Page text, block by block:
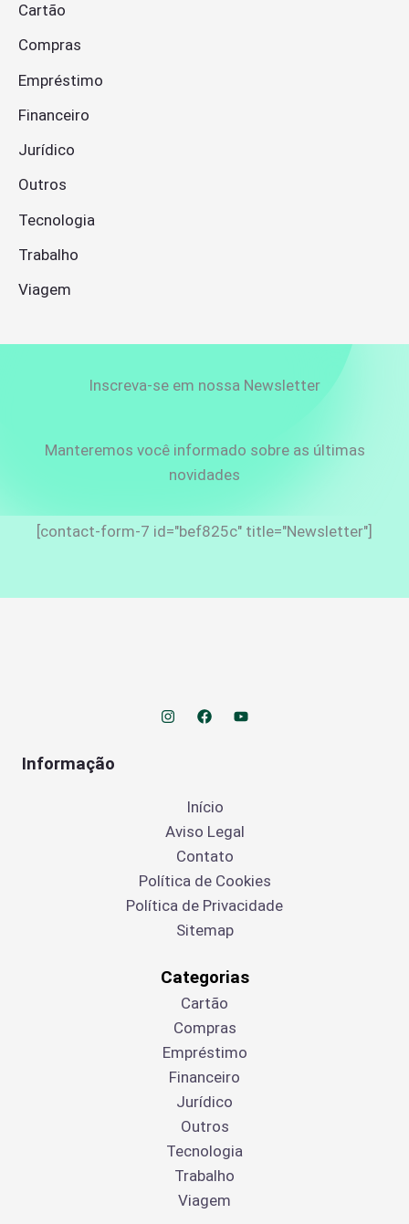
Cartão
Compras
Empréstimo
Financeiro
Jurídico
Outros
Tecnologia
Trabalho
Viagem
Inscreva-se em nossa Newsletter
Manteremos você informado sobre as últimas
novidades
[contact-form-7 id="bef825c" title="Newsletter"]
Informação
Início
Aviso Legal
Contato
Política de Cookies
Política de Privacidade
Sitemap
Categorias
Cartão
Compras
Empréstimo
Financeiro
Jurídico
Outros
Tecnologia
Trabalho
Viagem